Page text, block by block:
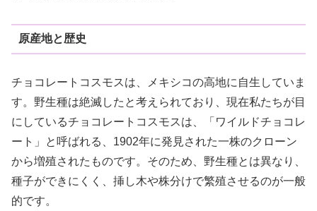
原産地と歴史
チョコレートコスモスは、メキシコの高地に自生していま
す。野生種は絶滅したと考えられており、現在私たちが目
にしているチョコレートコスモスは、「ワイルドチョコレ
ート」と呼ばれる、1902年に発見された一株のクローン
から増殖されたものです。そのため、野生種とは異なり、
種子ができにくく、挿し木や株分けで繁殖させるのが一般
的です。